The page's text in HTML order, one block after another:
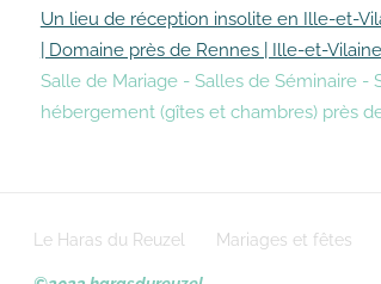
Un lieu de réception insolite en Ille-et-
| Domaine près de Rennes | Ille-et-
Salle de Mariage - Salles de Séminaire -
hébergement (gîtes et chambres) près
Le Haras du Reuzel Mariages et fêtes